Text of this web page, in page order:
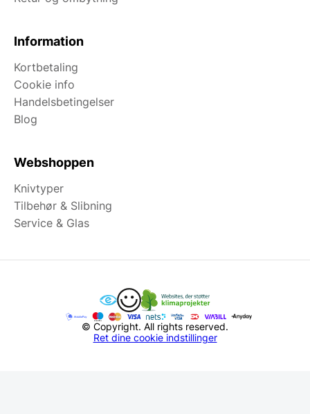
Information
Kortbetaling
Cookie info
Handelsbetingelser
Blog
Webshoppen
Knivtyper
Tilbehør & Slibning
Service & Glas
© Copyright. All rights reserved.
Ret dine cookie indstillinger